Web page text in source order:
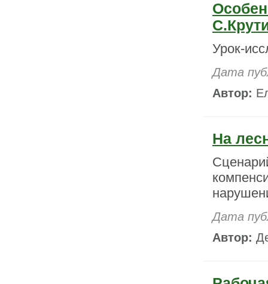
Урок-
Дата
Автор:
На
Дата
Автор: